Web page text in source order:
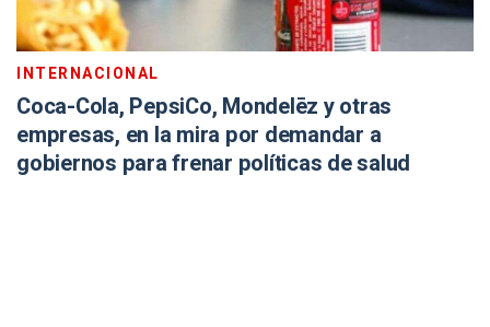
INTERNACIONAL
Coca-Cola, PepsiCo, Mondelēz y otras
empresas, en la mira por demandar a
gobiernos para frenar políticas de salud